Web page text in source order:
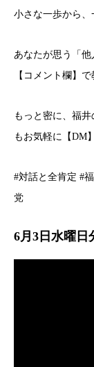
小さな一歩から、
あなたが思う「
【コメント欄】
もっと密に、福
もお気軽に【DM
#対話と全肯定 #
党
6月3日水曜日